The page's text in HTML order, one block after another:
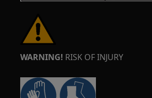
WARNING! RISK OF INJURY